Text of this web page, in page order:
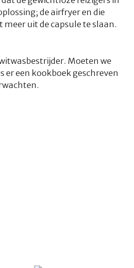
de airfryer en die
uit de capsule te slaan.
Moeten we
een kookboek geschreven